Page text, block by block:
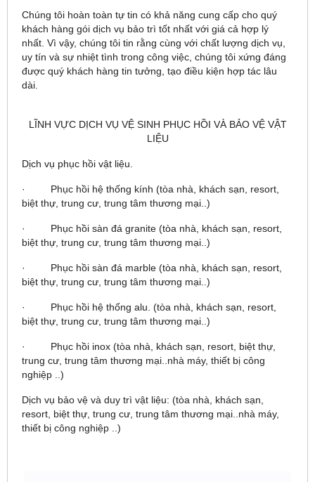
Chúng tôi hoàn toàn tự tin có khả năng cung cấp cho quý
khách hàng gói dịch vụ bảo trì tốt nhất với giá cả hợp lý
nhất. Vì vậy, chúng tôi tin rằng cùng với chất lượng dịch vụ,
uy tín và sự nhiệt tình trong công việc, chúng tôi xứng đáng
được quý khách hàng tin tưởng, tạo điều kiện hợp tác lâu
dài.
LĨNH VỰC DỊCH VỤ VỆ SINH PHỤC HỒI VÀ BẢO VỆ VẬT
LIỆU
Dịch vụ phục hồi vật liệu.
· Phục hồi hệ thống kính (tòa nhà, khách sạn, resort,
biệt thự, trung cư, trung tâm thương mại..)
· Phục hồi sàn đá granite (tòa nhà, khách sạn, resort,
biệt thự, trung cư, trung tâm thương mại..)
· Phục hồi sàn đá marble (tòa nhà, khách sạn, resort,
biệt thự, trung cư, trung tâm thương mại..)
· Phục hồi hệ thống alu. (tòa nhà, khách sạn, resort,
biệt thự, trung cư, trung tâm thương mại..)
· Phục hồi inox (tòa nhà, khách sạn, resort, biệt thự,
trung cư, trung tâm thương mại..nhà máy, thiết bị công
nghiệp ..)
Dịch vụ bảo vệ và duy trì vật liệu: (tòa nhà, khách sạn,
resort, biệt thự, trung cư, trung tâm thương mại..nhà máy,
thiết bị công nghiệp ..)